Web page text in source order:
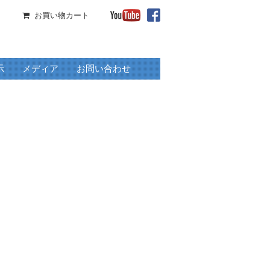
お買い物カート
メディア お問い合わせ